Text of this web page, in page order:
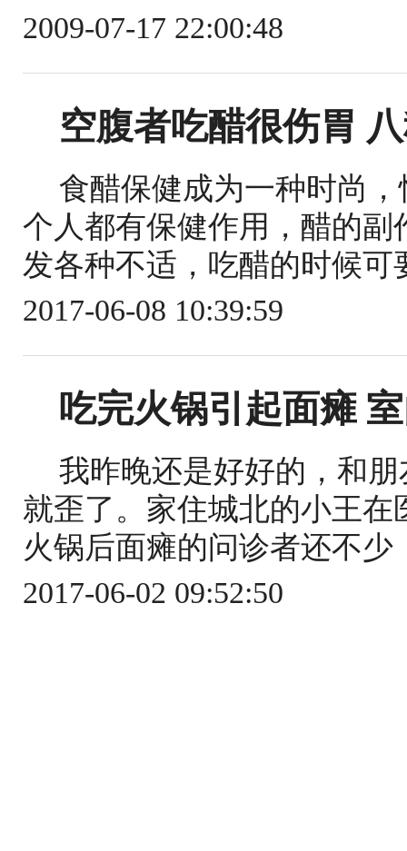
2009-07-17 22:00:48
空腹者吃醋很伤胃
食醋保健成为一种时尚
个人都有保健作用，醋的
发各种不适，吃醋的时候
2017-06-08 10:39:59
吃完火锅引起面瘫
我昨晚还是好好的，和
就歪了。家住城北的小王
火锅后面瘫的问诊者还不
2017-06-02 09:52:50